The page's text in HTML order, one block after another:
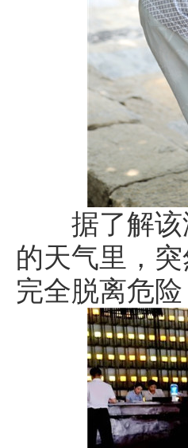
据了解该
的天气里，
完全脱离危险